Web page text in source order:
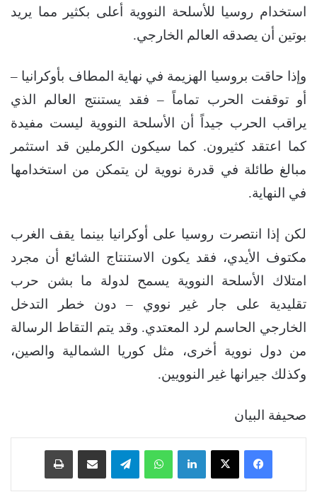
استخدام روسيا للأسلحة النووية أعلى بكثير مما يريد
بوتين أن يصدقه العالم الخارجي.
وإذا حاقت بروسيا الهزيمة في نهاية المطاف بأوكرانيا –
أو توقفت الحرب تماماً – فقد يستنتج العالم الذي
يراقب الحرب جيداً أن الأسلحة النووية ليست مفيدة
كما اعتقد كثيرون. كما سيكون الكرملين قد استثمر
مبالغ طائلة في قدرة نووية لن يتمكن من استخدامها
في النهاية.
لكن إذا انتصرت روسيا على أوكرانيا بينما يقف الغرب
مكتوف الأيدي، فقد يكون الاستنتاج الشائع أن مجرد
امتلاك الأسلحة النووية يسمح لدولة ما بشن حرب
تقليدية على جار غير نووي – دون خطر التدخل
الخارجي الحاسم لرد المعتدي. وقد يتم التقاط الرسالة
من دول نووية أخرى، مثل كوريا الشمالية والصين،
وكذلك جيرانها غير النوويين.
صحيفة البيان
فيسبوك ‫X لينكدإن واتساب تيلقرام